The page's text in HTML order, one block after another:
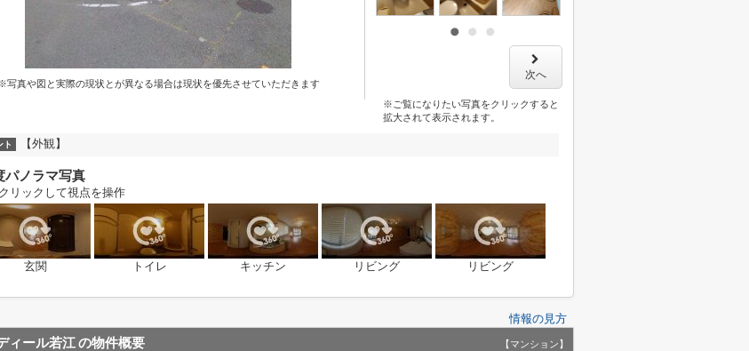
写真や図と実際の現状とが異なる場合は現状を優先させていただきます
次へ
※ご覧になりたい写真をクリックすると
拡大されて表示されます。
ト 【外観】
パノラマ写真
リックして視点を操作
玄関 トイレ キッチン リビング リビング
情報の見方
ィール若江の物件概要 【マンション】